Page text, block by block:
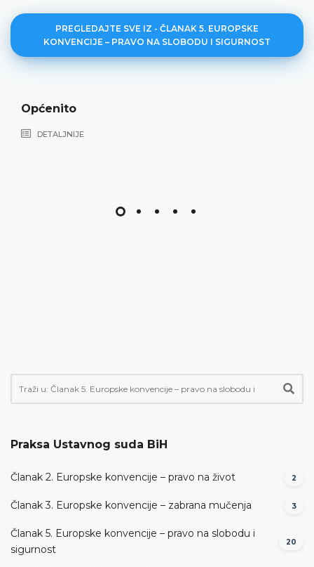
PREGLEDAJTE SVE IZ - ČLANAK 5. EUROPSKE
KONVENCIJE – PRAVO NA SLOBODU I SIGURNOST
Općenito
DETALJNIJE
Praksa Ustavnog suda BiH
Članak 2. Europske konvencije – pravo na život 2
Članak 3. Europske konvencije – zabrana mučenja 3
Članak 5. Europske konvencije – pravo na slobodu i
sigurnost
20